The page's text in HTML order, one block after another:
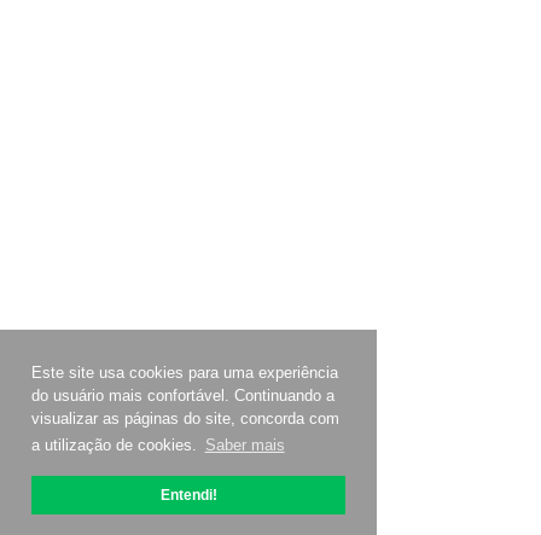
Este site usa cookies para uma experiência
do usuário mais confortável. Continuando a
visualizar as páginas do site, concorda com
a utilização de cookies. Saber mais
Entendi!